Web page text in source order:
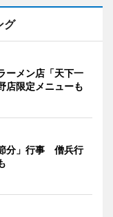
グ
ーメン店「天下一
限定メニューも
分」行事 僧兵行